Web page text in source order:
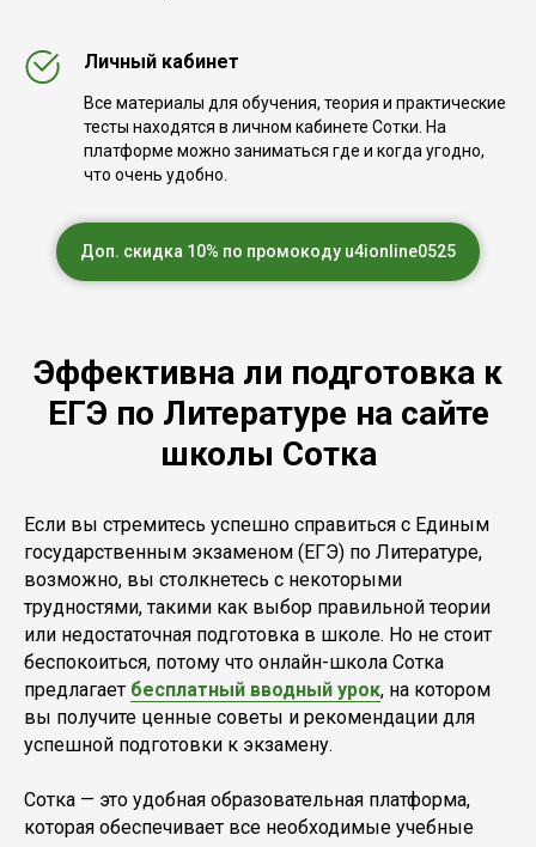
Личный кабинет
Все материалы для обучения, теория и практические
тесты находятся в личном кабинете Сотки. На
платформе можно заниматься где и когда угодно,
что очень удобно.
Доп. скидка 10% по промокоду u4ionline0525
Эффективна ли подготовка к
ЕГЭ по Литературе на сайте
школы Сотка
Если вы стремитесь успешно справиться с Единым
государственным экзаменом (ЕГЭ) по Литературе,
возможно, вы столкнетесь с некоторыми
трудностями, такими как выбор правильной теории
или недостаточная подготовка в школе. Но не стоит
беспокоиться, потому что онлайн-школа Сотка
предлагает бесплатный вводный урок, на котором
вы получите ценные советы и рекомендации для
успешной подготовки к экзамену.
Сотка — это удобная образовательная платформа,
которая обеспечивает все необходимые учебные